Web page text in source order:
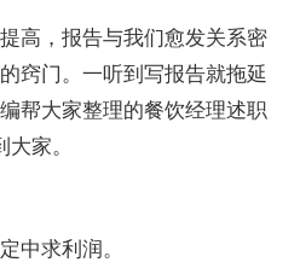
高，报告与我们愈发关系密
窍门。一听到写报告就拖延
帮大家整理的餐饮经理述职
家。
中求利润。